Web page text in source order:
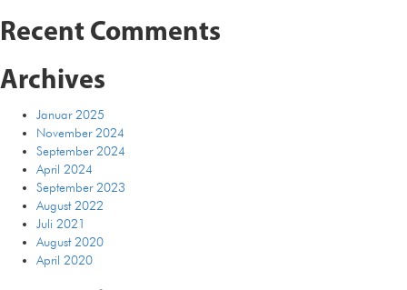
Recent Comments
Archives
Januar 2025
November 2024
September 2024
April 2024
September 2023
August 2022
Juli 2021
August 2020
April 2020